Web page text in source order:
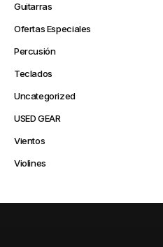
Guitarras
Ofertas Especiales
Percusión
Teclados
Uncategorized
USED GEAR
Vientos
Violines